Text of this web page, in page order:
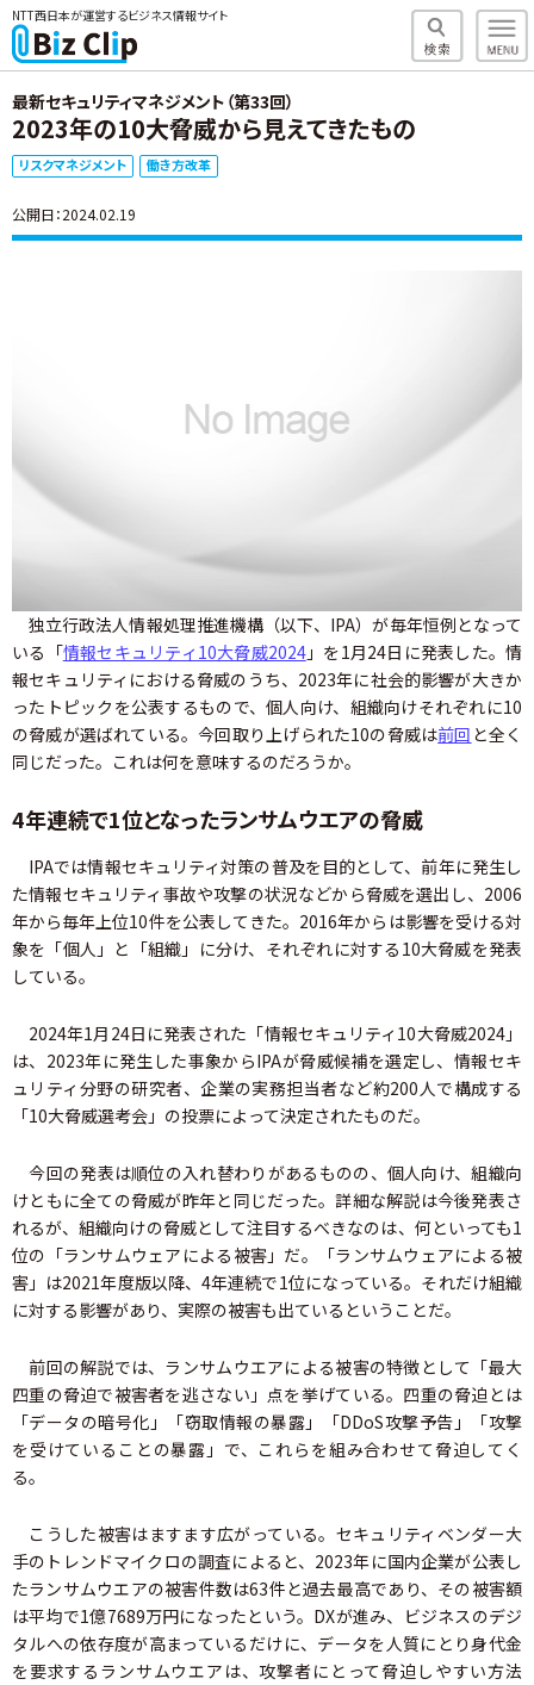
NTT西日本が運営するビジネス情報サイト
最新セキュリティマネジメント（第33回）
2023年の10大脅威から見えてきたもの
リスクマネジメント 働き方改革
公開日：2024.02.19
独立行政法人情報処理推進機構（以下、IPA）が毎年恒例となって
いる「情報セキュリティ10大脅威2024」を1月24日に発表した。情
報セキュリティにおける脅威のうち、2023年に社会的影響が大きか
ったトピックを公表するもので、個人向け、組織向けそれぞれに10
の脅威が選ばれている。今回取り上げられた10の脅威は前回 と全く
同じだった。これは何を意味するのだろうか。
4年連続で1位となったランサムウエアの脅威
IPAでは情報セキュリティ対策の普及を目的として、前年に発生し
た情報セキュリティ事故や攻撃の状況などから脅威を選出し、2006
年から毎年上位10件を公表してきた。2016年からは影響を受ける対
象を「個人」と「組織」に分け、それぞれに対する10大脅威を発表
している。
2024年1月24日に発表された「情報セキュリティ10大脅威2024」
は、2023年に発生した事象からIPAが脅威候補を選定し、情報セキ
ュリティ分野の研究者、企業の実務担当者など約200人で構成する
「10大脅威選考会」の投票によって決定されたものだ。
今回の発表は順位の入れ替わりがあるものの、個人向け、組織向
けともに全ての脅威が昨年と同じだった。詳細な解説は今後発表さ
れるが、組織向けの脅威として注目するべきなのは、何といっても1
位の「ランサムウェアによる被害」だ。「ランサムウェアによる被
害」は2021年度版以降、4年連続で1位になっている。それだけ組織
に対する影響があり、実際の被害も出ているということだ。
前回の解説では、ランサムウエアによる被害の特徴として「最大
四重の脅迫で被害者を逃さない」点を挙げている。四重の脅迫とは
「データの暗号化」「窃取情報の暴露」「DDoS攻撃予告」「攻撃
を受けていることの暴露」で、これらを組み合わせて脅迫してく
る。
こうした被害はますます広がっている。セキュリティベンダー大
手のトレンドマイクロの調査によると、2023年に国内企業が公表し
たランサムウエアの被害件数は63件と過去最高であり、その被害額
は平均で1億7689万円になったという。DXが進み、ビジネスのデジ
タルへの依存度が高まっているだけに、データを人質にとり身代金
を要求するランサムウエアは、攻撃者にとって脅迫しやすい方法